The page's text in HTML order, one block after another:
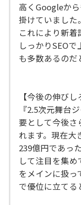
高くGoogleか
掛けていました。
これにより新着
しっかりSEO
も多数あるのだ
【今後の伸びし
『2.5次元舞台
要として今後さ
れます。現在大
239億円であっ
して注目を集
をメインに扱っ
で優位に立てる